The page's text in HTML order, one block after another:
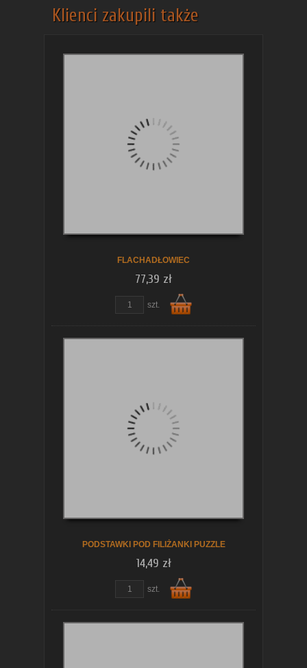
Klienci zakupili także
FLACHADŁOWIEC
77,39 zł
szt.
PODSTAWKI POD FILIŻANKI PUZZLE
14,49 zł
szt.